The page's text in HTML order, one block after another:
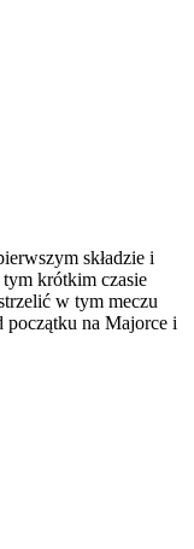
składzie i
krótkim czasie
w tym meczu
początku na Majorce i